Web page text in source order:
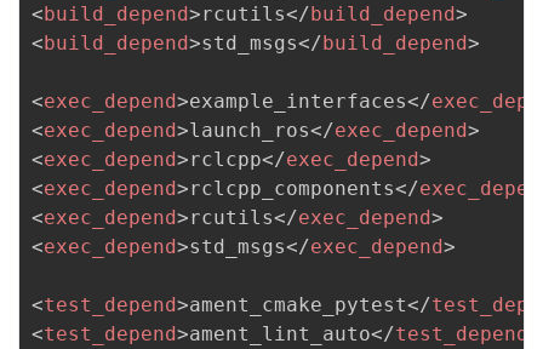
<build_depend>rcutils</build_depend>
<build_depend>std_msgs</build_depend>
<exec_depend>example_interfaces</
<exec_depend>launch_ros</exec_depend>
<exec_depend>rclcpp</exec_depend>
<exec_depend>rclcpp_components</
<exec_depend>rcutils</exec_depend>
<exec_depend>std_msgs</exec_depend>
<test_depend>ament_cmake_pytest</
<test_depend>ament_lint_auto</test_depend